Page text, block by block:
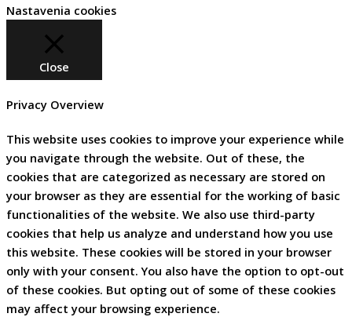
Nastavenia cookies
Close
Privacy Overview
This website uses cookies to improve your experience while
you navigate through the website. Out of these, the
cookies that are categorized as necessary are stored on
your browser as they are essential for the working of basic
functionalities of the website. We also use third-party
cookies that help us analyze and understand how you use
this website. These cookies will be stored in your browser
only with your consent. You also have the option to opt-out
of these cookies. But opting out of some of these cookies
may affect your browsing experience.